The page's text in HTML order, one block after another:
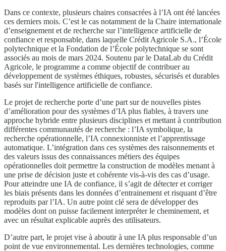
Dans ce contexte, plusieurs chaires consacrées à l’IA ont été lancées
ces derniers mois. C’est le cas notamment de la Chaire internationale
d’enseignement et de recherche sur l’intelligence artificielle de
confiance et responsable, dans laquelle Crédit Agricole S.A., l’École
polytechnique et la Fondation de l’École polytechnique se sont
associés au mois de mars 2024. Soutenu par le DataLab du Crédit
Agricole, le programme a comme objectif de contribuer au
développement de systèmes éthiques, robustes, sécurisés et durables
basés sur l'intelligence artificielle de confiance.
Le projet de recherche porte d’une part sur de nouvelles pistes
d’amélioration pour des systèmes d’IA plus fiables, à travers une
approche hybride entre plusieurs disciplines et mettant à contribution
différentes communautés de recherche : l’IA symbolique, la
recherche opérationnelle, l’IA connexionniste et l’apprentissage
automatique. L’intégration dans ces systèmes des raisonnements et
des valeurs issus des connaissances métiers des équipes
opérationnelles doit permettre la construction de modèles menant à
une prise de décision juste et cohérente vis-à-vis des cas d’usage.
Pour atteindre une IA de confiance, il s’agit de détecter et corriger
les biais présents dans les données d’entrainement et risquant d’être
reproduits par l’IA. Un autre point clé sera de développer des
modèles dont on puisse facilement interpréter le cheminement, et
avec un résultat explicable auprès des utilisateurs.
D’autre part, le projet vise à aboutir à une IA plus responsable d’un
point de vue environnemental. Les dernières technologies, comme